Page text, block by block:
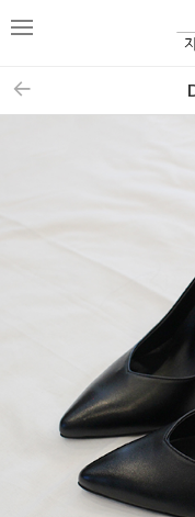
메